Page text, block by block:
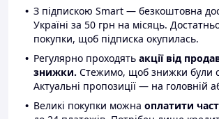
З підпискою Smart — безкоштовна
Україні за 50 грн на місяць.
покупки, щоб підписка окупилась.
Регулярно проходять акції від
знижки. Стежимо, щоб знижки були
Актуальні пропозиції — на головній
Великі покупки можна оплатити